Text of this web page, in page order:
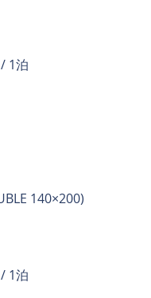
1泊
140×200)
1泊